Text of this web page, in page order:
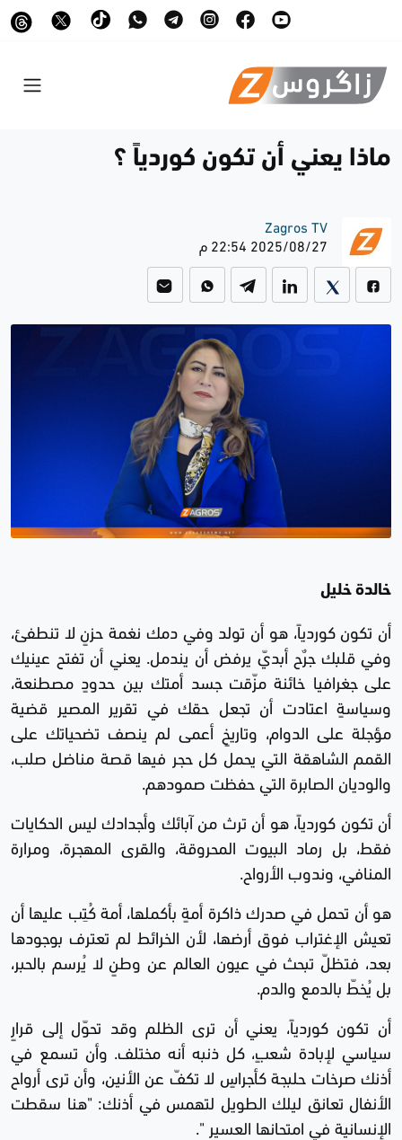
ماذا يعني أن تكون كوردياً ؟
Zagros TV
2025/08/27 22:54 م
خالدة خليل
‏أن تكون كوردياً، هو أن تولد وفي دمك نغمة حزنٍ لا تنطفئ،
وفي قلبك جرحٌ أبديّ يرفض أن يندمل. يعني أن تفتح عينيك
على جغرافيا خائنة مزّقت جسد أمتك بين حدودٍ مصطنعة،
وسياسةٍ اعتادت أن تجعل حقك في تقرير المصير قضية
مؤجلة على الدوام، وتاريخٍ أعمى لم ينصف تضحياتك على
القمم الشاهقة التي يحمل كل حجر فيها قصة مناضل صلب،
والوديان الصابرة التي حفظت صمودهم.
‏أن تكون كوردياً، هو أن ترث من آبائك وأجدادك ليس الحكايات
فقط، بل رماد البيوت المحروقة، والقرى المهجرة، ومرارة
المنافي، وندوب الأرواح.
‏هو أن تحمل في صدرك ذاكرة أمةٍ بأكملها، أمة كُتِب عليها أن
تعيش الإغتراب فوق أرضها، لأن الخرائط لم تعترف بوجودها
بعد، فتظلّ تبحث في عيون العالم عن وطنٍ لا يُرسم بالحبر،
بل يُخطّ بالدمع والدم.
‏أن تكون كوردياً، يعني أن ترى الظلم وقد تحوّل إلى قرارٍ
سياسي لإبادة شعبٍ، كل ذنبه أنه مختلف. وأن تسمع في
أذنك صرخات حلبجة كأجراسٍ لا تكفّ عن الأنين، وأن ترى أرواح
الأنفال تعانق ليلك الطويل لتهمس في أذنك: "هنا سقطت
الإنسانية في امتحانها العسير ".